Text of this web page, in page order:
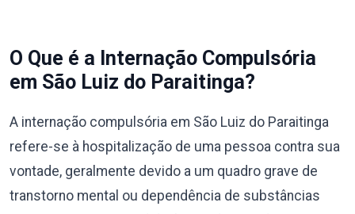
O Que é a Internação Compulsória
em São Luiz do Paraitinga?
A internação compulsória em São Luiz do Paraitinga
refere-se à hospitalização de uma pessoa contra sua
vontade, geralmente devido a um quadro grave de
transtorno mental ou dependência de substâncias